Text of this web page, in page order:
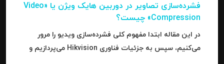
فشرده‌سازی تصاویر در دوربین‌ هایک ویژن یا «Video
Compression» چیست؟
در این مقاله ابتدا مفهوم کلی فشرده‌سازی ویدیو را مرور
می‌کنیم، سپس به جزئیات فناوری Hikvision می‌پردازیم و